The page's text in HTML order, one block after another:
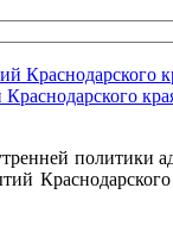
политики